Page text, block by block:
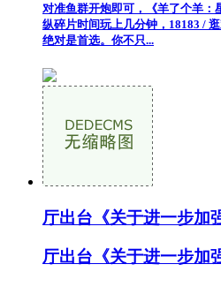
对准鱼群开炮即可，《羊了个羊
纵碎片时间玩上几分钟，18183 /
绝对是首选。你不只...
厅出台《关于进一步加
厅出台《关于进一步加